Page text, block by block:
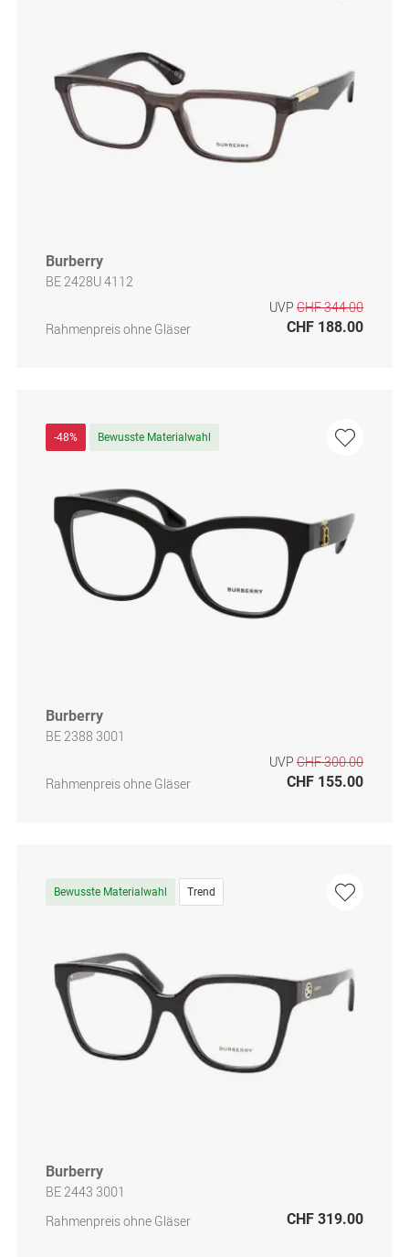
Burberry
BE 2428U 4112
Rahmenpreis ohne Gläser
UVP CHF 344.00
CHF 188.00
-48% Bewusste Materialwahl
Burberry
BE 2388 3001
Rahmenpreis ohne Gläser
UVP CHF 300.00
CHF 155.00
Bewusste Materialwahl Trend
Burberry
BE 2443 3001
Rahmenpreis ohne Gläser
CHF 319.00